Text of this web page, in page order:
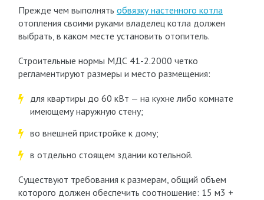
Прежде чем выполнять обвязку настенного котла
отопления своими руками владелец котла должен
выбрать, в каком месте установить отопитель.
Строительные нормы МДС 41-2.2000 четко
регламентируют размеры и место размещения:
для квартиры до 60 кВт — на кухне либо комнате
имеющему наружную стену;
во внешней пристройке к дому;
в отдельно стоящем здании котельной.
Существуют требования к размерам, общий объем
которого должен обеспечить соотношение: 15 м3 +